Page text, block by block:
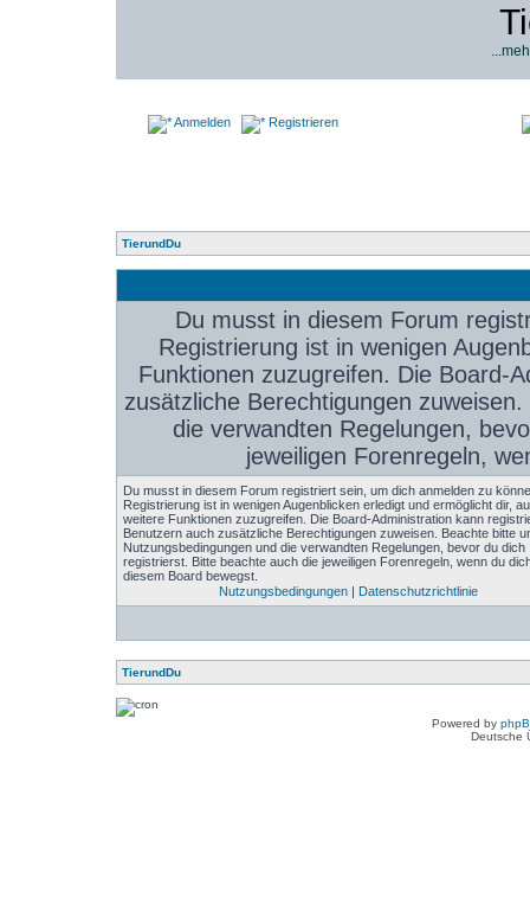
Anmelden Registrieren
TierundDu
Du musst in diesem Forum
Registrierung ist in wenigen
Funktionen zuzugreifen. Die Board-
zusätzliche Berechtigungen
die verwandten Regelungen,
jeweiligen Forenregeln,
Du musst in diesem Forum registriert sein, um dich anmelden zu
Registrierung ist in wenigen Augenblicken erledigt und ermöglicht dir,
weitere Funktionen zuzugreifen. Die Board-Administration kann
Benutzern auch zusätzliche Berechtigungen zuweisen. Beachte bitte
Nutzungsbedingungen und die verwandten Regelungen, bevor du dich
registrierst. Bitte beachte auch die jeweiligen Forenregeln, wenn du
diesem Board bewegst.
Nutzungsbedingungen| Datenschutzrichtlinie
TierundDu
Powered by
Deutsche